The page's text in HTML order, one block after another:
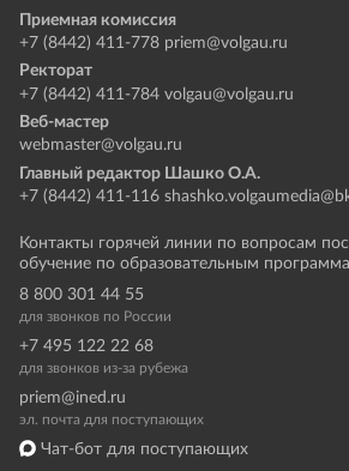
Приемная комиссия
+7 (8442) 411-778 priem@volgau.ru
Ректорат
+7 (8442) 411-784 volgau@volgau.ru
Веб-мастер
webmaster@volgau.ru
Главный редактор Шашко О.А.
+7 (8442) 411-116
Контакты горячей линии по вопросам
обучение по образовательным
8 800 301 44 55
для звонков по России
+7 495 122 22 68
для звонков из-за рубежа
priem@ined.ru
эл. почта для поступающих
Чат-бот для поступающих